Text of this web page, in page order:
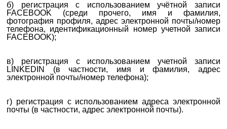
б) регистрация с использованием учётной записи
FACEBOOK (среди прочего, имя и фамилия,
фотография профиля, адрес электронной почты/номер
телефона, идентификационный номер учетной записи
FACEBOOK);
в) регистрация с использованием учетной записи
LINKEDIN (в частности, имя и фамилия, адрес
электронной почты/номер телефона);
г) регистрация с использованием адреса электронной
почты (в частности, адрес электронной почты).